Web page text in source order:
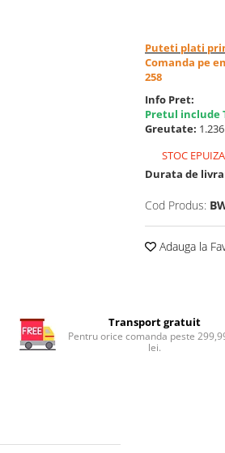
Puteti plati
Comanda pe
258
Info Pret:
Pretul include
Greutate: 1.236
STOC
Durata de
Cod Produs:
Adauga la
Transport gratuit
Pentru orice comanda peste
lei.